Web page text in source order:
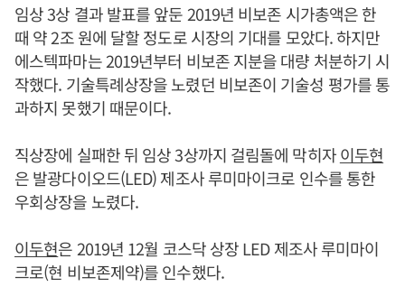
임상 3상 결과 발표를 앞둔 2019년 비보존 시가총액은 한
때 약 2조 원에 달할 정도로 시장의 기대를 모았다. 하지만
에스텍파마는 2019년부터 비보존 지분을 대량 처분하기 시
작했다. 기술특례상장을 노렸던 비보존이 기술성 평가를 통
과하지 못했기 때문이다.
직상장에 실패한 뒤 임상 3상까지 걸림돌에 막히자이두현
은 발광다이오드(LED) 제조사 루미마이크로 인수를 통한
우회상장을 노렸다.
이두현은 2019년 12월 코스닥 상장 LED 제조사 루미마이
크로(현 비보존제약)를 인수했다.